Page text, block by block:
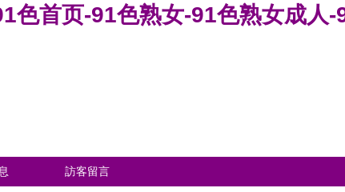
首页-91色熟女-91色熟女成人
訪客留言